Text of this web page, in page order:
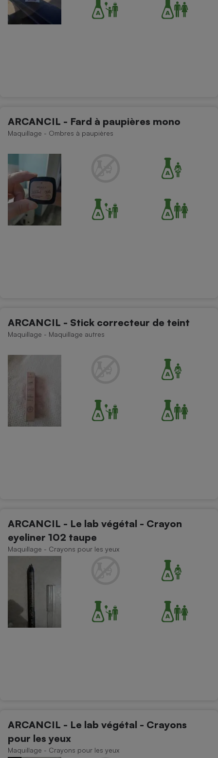
ARCANCIL - Fard à paupières mono
Maquillage - Ombres à paupières
ARCANCIL - Stick correcteur de teint
Maquillage - Maquillage autres
ARCANCIL - Le lab végétal - Crayon
eyeliner 102 taupe
Maquillage - Crayons pour les yeux
ARCANCIL - Le lab végétal - Crayons
pour les yeux
Maquillage - Crayons pour les yeux